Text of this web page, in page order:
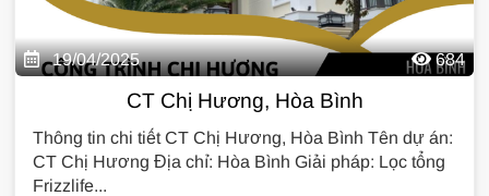
19/04/2025 684
CT Chị Hương, Hòa Bình
Thông tin chi tiết CT Chị Hương, Hòa Bình Tên dự án:
CT Chị Hương Địa chỉ: Hòa Bình Giải pháp: Lọc tổng
Frizzlife...